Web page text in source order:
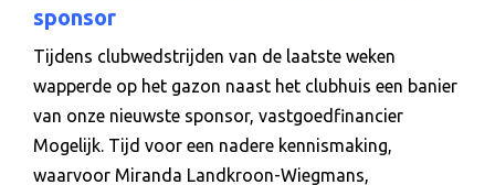
sponsor
Tijdens clubwedstrijden van de laatste weken
wapperde op het gazon naast het clubhuis een banier
van onze nieuwste sponsor, vastgoedfinancier
Mogelijk. Tijd voor een nadere kennismaking,
waarvoor Miranda Landkroon-Wiegmans,